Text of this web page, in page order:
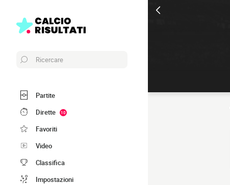
Ricercare
Partite
Dirette
10
Favoriti
Video
Classifica
Impostazioni